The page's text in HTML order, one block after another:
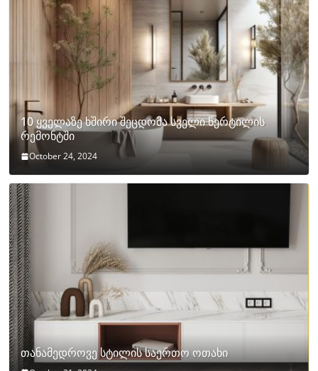
10 ყველაზე ხშირი შეცდომა სველი წერტილის
რემონტში
October 24, 2024
თანამედროვე სტილის საერთო ოთახი